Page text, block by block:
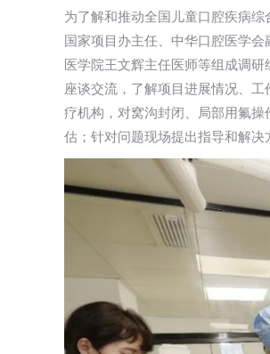
为了解和推动全国儿童口腔疾病
国家项目办主任、中华口腔医学
医学院王文辉主任医师等组成调
座谈交流，了解项目进展情况、
疗机构，对窝沟封闭、局部用氟
估；针对问题现场提出指导和解决